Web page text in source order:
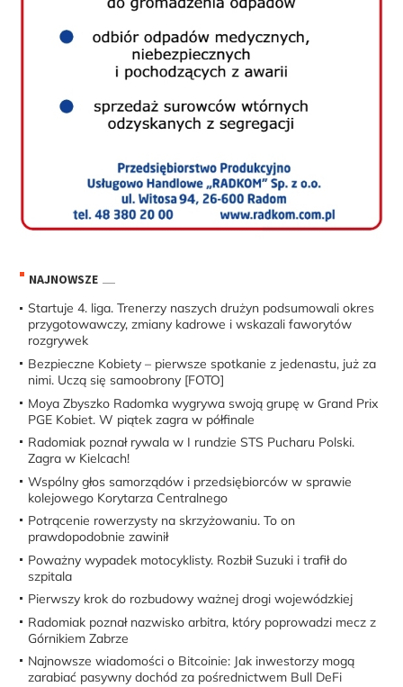
NAJNOWSZE
Startuje 4. liga. Trenerzy naszych drużyn podsumowali okres
przygotowawczy, zmiany kadrowe i wskazali faworytów
rozgrywek
Bezpieczne Kobiety – pierwsze spotkanie z jedenastu, już za
nimi. Uczą się samoobrony [FOTO]
Moya Zbyszko Radomka wygrywa swoją grupę w Grand Prix
PGE Kobiet. W piątek zagra w półfinale
Radomiak poznał rywala w I rundzie STS Pucharu Polski.
Zagra w Kielcach!
Wspólny głos samorządów i przedsiębiorców w sprawie
kolejowego Korytarza Centralnego
Potrącenie rowerzysty na skrzyżowaniu. To on
prawdopodobnie zawinił
Poważny wypadek motocyklisty. Rozbił Suzuki i trafił do
szpitala
Pierwszy krok do rozbudowy ważnej drogi wojewódzkiej
Radomiak poznał nazwisko arbitra, który poprowadzi mecz z
Górnikiem Zabrze
Najnowsze wiadomości o Bitcoinie: Jak inwestorzy mogą
zarabiać pasywny dochód za pośrednictwem Bull DeFi